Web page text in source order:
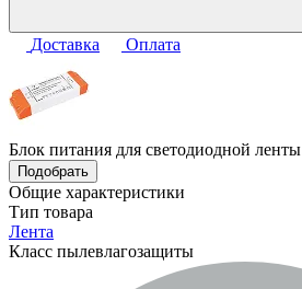
Доставка Оплата
Блок питания для светодиодной ленты
Подобрать
Общие характеристики
Тип товара
Лента
Класс пылевлагозащиты